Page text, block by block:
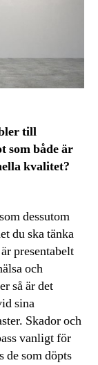
till
som både är
kvalitet?
dessutom
du ska tänka
presentabelt
och
så är det
sina
Skador och
vanligt för
de som döpts